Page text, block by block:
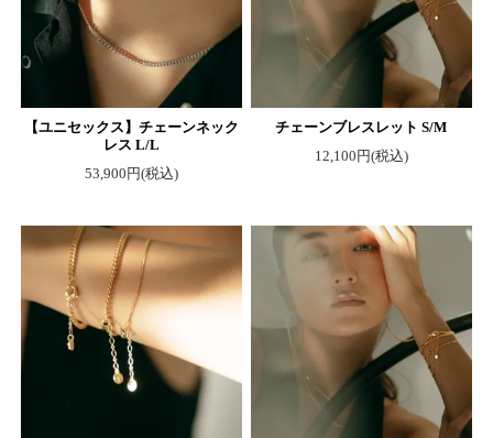
【ユニセックス】チェーンネック
レス L/L
53,900円(税込)
チェーンブレスレット S/M
12,100円(税込)